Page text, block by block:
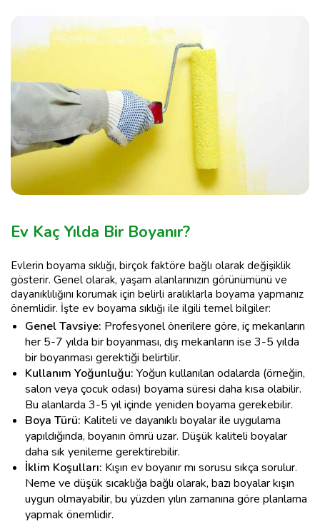
Ev Kaç Yılda Bir Boyanır?
Evlerin boyama sıklığı, birçok faktöre bağlı olarak değişiklik
gösterir. Genel olarak, yaşam alanlarınızın görünümünü ve
dayanıklılığını korumak için belirli aralıklarla boyama yapmanız
önemlidir. İşte ev boyama sıklığı ile ilgili temel bilgiler:
Genel Tavsiye: Profesyonel önerilere göre, iç mekanların
her 5-7 yılda bir boyanması, dış mekanların ise 3-5 yılda
bir boyanması gerektiği belirtilir.
Kullanım Yoğunluğu: Yoğun kullanılan odalarda (örneğin,
salon veya çocuk odası) boyama süresi daha kısa olabilir.
Bu alanlarda 3-5 yıl içinde yeniden boyama gerekebilir.
Boya Türü: Kaliteli ve dayanıklı boyalar ile uygulama
yapıldığında, boyanın ömrü uzar. Düşük kaliteli boyalar
daha sık yenileme gerektirebilir.
İklim Koşulları: Kışın ev boyanır mı sorusu sıkça sorulur.
Neme ve düşük sıcaklığa bağlı olarak, bazı boyalar kışın
uygun olmayabilir, bu yüzden yılın zamanına göre planlama
yapmak önemlidir.